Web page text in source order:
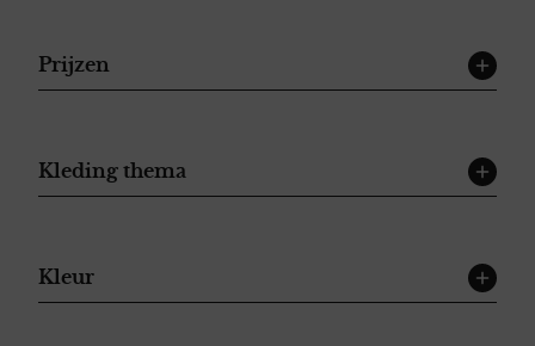
Prijzen
Kleding thema
Kleur